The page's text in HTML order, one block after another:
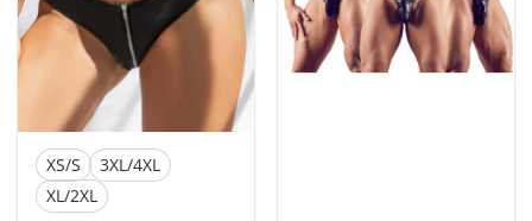
XS/S
3XL/4XL
XL/2XL